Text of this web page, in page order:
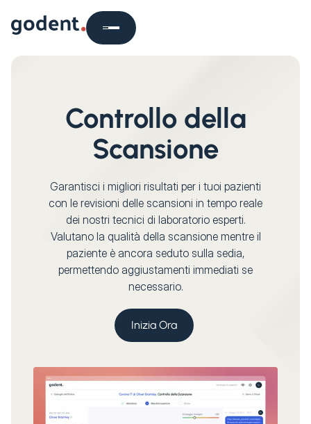
Controllo della
Scansione
Garantisci i migliori risultati per i tuoi pazienti
con le revisioni delle scansioni in tempo reale
dei nostri tecnici di laboratorio esperti.
Valutano la qualità della scansione mentre il
paziente è ancora seduto sulla sedia,
permettendo aggiustamenti immediati se
necessario.
Inizia Ora